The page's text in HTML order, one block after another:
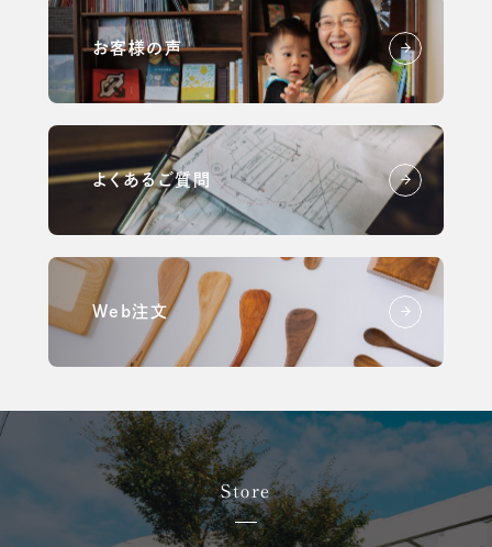
お客様の声
よくあるご質問
Web注文
Store